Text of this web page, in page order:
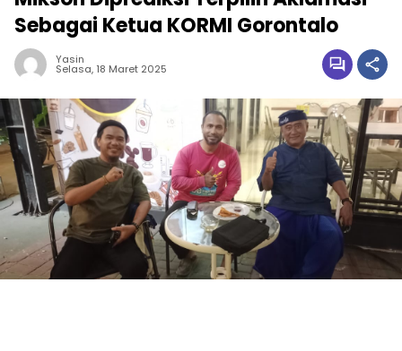
Sebagai Ketua KORMI Gorontalo
Yasin
Selasa, 18 Maret 2025